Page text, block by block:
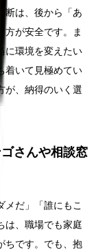
断は、後から「あ
方が安全です。ま
に環境を変えたい
着いて見極めてい
が、納得のいく選
さんや相談窓
メだ」「誰にもこ
は、職場でも家庭
ちです。でも、抱